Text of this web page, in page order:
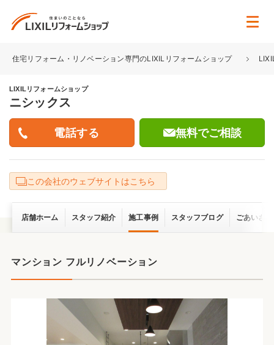
住宅リフォーム・リノベーション専門のLIXILリフォームショップ
LIXILリフォームショップ
ニシックス
無料でご相談
この会社のウェブサイトはこちら
店舗ホーム スタッフ紹介 施工事例 スタッフブログ ごあいさつ
マンション フルリノベーション